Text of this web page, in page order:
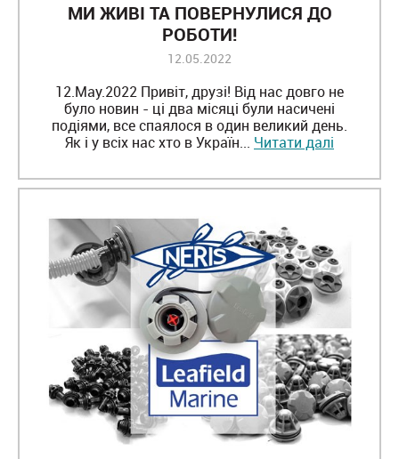
МИ ЖИВІ ТА ПОВЕРНУЛИСЯ ДО
РОБОТИ!
12.05.2022
12.May.2022 Привіт, друзі! Від нас довго не
було новин - ці два місяці були насичені
подіями, все спаялося в один великий день.
Як і у всіх нас хто в Україн... Читати далі